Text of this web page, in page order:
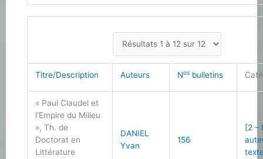
Titre/Description Auteurs Nos bulletins
« Paul Claudel et
l’Empire du Milieu
», Th. de
Doctorat en
Littérature
DANIEL
Yvan
156
[2 –